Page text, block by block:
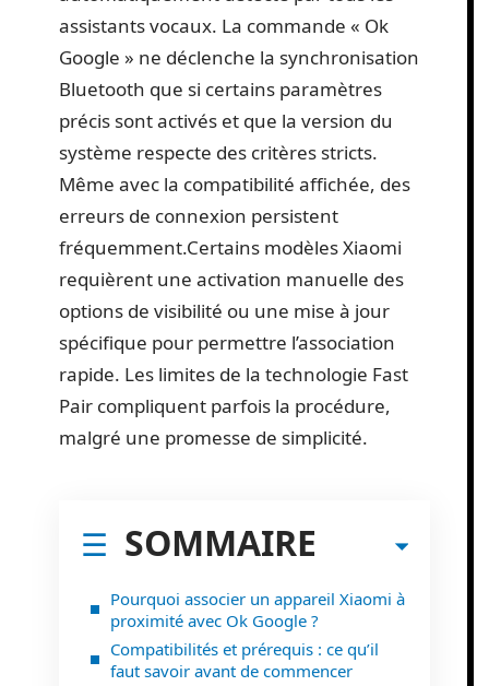
assistants vocaux. La commande « Ok
Google » ne déclenche la synchronisation
Bluetooth que si certains paramètres
précis sont activés et que la version du
système respecte des critères stricts.
Même avec la compatibilité affichée, des
erreurs de connexion persistent
fréquemment.Certains modèles Xiaomi
requièrent une activation manuelle des
options de visibilité ou une mise à jour
spécifique pour permettre l’association
rapide. Les limites de la technologie Fast
Pair compliquent parfois la procédure,
malgré une promesse de simplicité.
SOMMAIRE
Pourquoi associer un appareil Xiaomi à
proximité avec Ok Google ?
Compatibilités et prérequis : ce qu’il
faut savoir avant de commencer